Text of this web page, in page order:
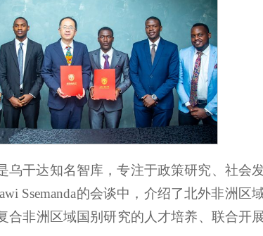
乌干达知名智库，专注于政策研究、社
Ssemanda的会谈中，介绍了北外非洲区
非洲区域国别研究的人才培养、联合开